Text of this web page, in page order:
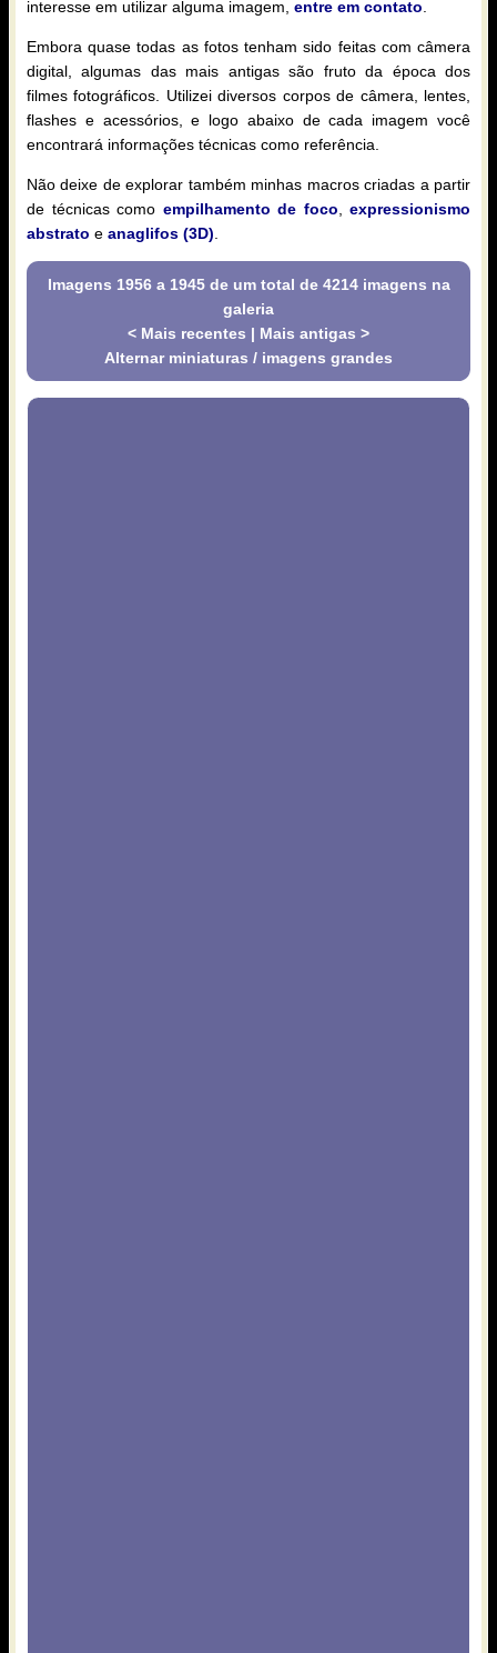
interesse em utilizar alguma imagem, entre em contato
Embora quase todas as fotos tenham sido feitas com câmera
digital, algumas das mais antigas são fruto da época dos
filmes fotográficos. Utilizei diversos corpos de câmera, lentes,
flashes e acessórios, e logo abaixo de cada imagem você
encontrará informações técnicas como referência.
Não deixe de explorar também minhas macros criadas a partir
de técnicas como empilhamento de foco
expressionismo
abstrato e anaglifos (3D)
Imagens 1956 a 1945 de um total de 4214 imagens na
galeria
< Mais recentes | Mais antigas >
Alternar miniaturas / imagens grandes